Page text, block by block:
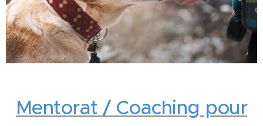
Mentorat / Coaching pour